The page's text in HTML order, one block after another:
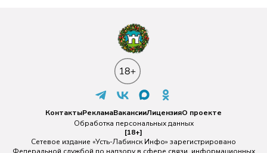
КонтактыРекламаВакансииЛицензияО проекте
Обработка персональных данных
[18+]
Сетевое издание «Усть-Лабинск Инфо» зарегистрировано